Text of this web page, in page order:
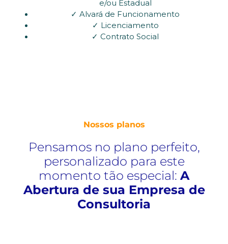
e/ou Estadual
✓ Alvará de Funcionamento
✓ Licenciamento
✓ Contrato Social
Nossos planos
Pensamos no plano perfeito,
personalizado para este
momento tão especial: A
Abertura de sua Empresa de
Consultoria